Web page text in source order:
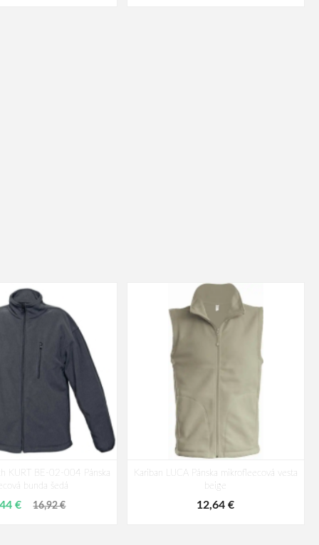
KURT BE-02-004 Pánska
bunda šedá
€ 16,92 €
Kariban LUCA Pánska mikrofleecová vesta
beige
12,64 €